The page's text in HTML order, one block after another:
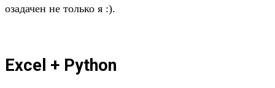
озадачен не только я :).
Excel + Python